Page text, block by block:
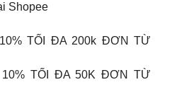
Shopee
TỐI ĐA 200k ĐƠN TỪ
10% TỐI ĐA 50K ĐƠN TỪ